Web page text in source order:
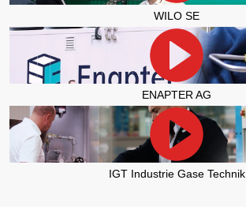
WILO SE
ENAPTER AG
IGT Industrie Gase Technik